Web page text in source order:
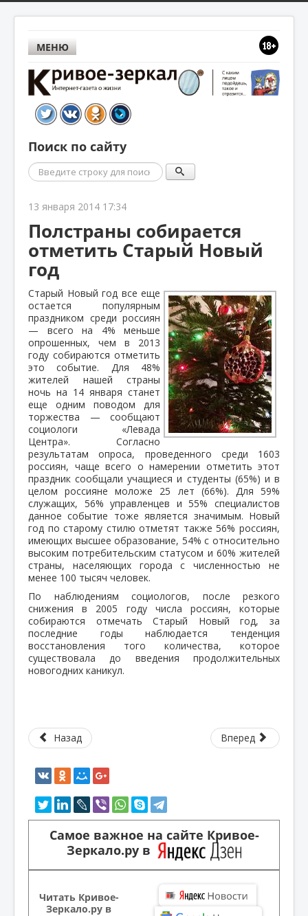
МЕНЮ
Поиск по сайту
Поиск
13 января 2014 17:34
Полстраны собирается
отметить Старый Новый
год
Старый Новый год все еще
остается популярным
праздником среди россиян
— всего на 4% меньше
опрошенных, чем в 2013
году собираются отметить
это событие. Для 48%
жителей нашей страны
ночь на 14 января станет
еще одним поводом для
торжества — сообщают
социологи «Левада
Центра». Согласно
результатам опроса, проведенного среди 1603
россиян, чаще всего о намерении отметить этот
праздник сообщали учащиеся и студенты (65%) и в
целом россияне моложе 25 лет (66%). Для 59%
служащих, 56% управленцев и 55% специалистов
данное событие тоже является значимым. Новый
год по старому стилю отметят также 56% россиян,
имеющих высшее образование, 54% с относительно
высоким потребительским статусом и 60% жителей
страны, населяющих города с численностью не
менее 100 тысяч человек.
По наблюдениям социологов, после резкого
снижения в 2005 году числа россиян, которые
собираются отмечать Старый Новый год, за
последние годы наблюдается тенденция
восстановления того количества, которое
существовала до введения продолжительных
новогодних каникул.
Назад Вперед
Самое важное на сайте Кривое-
Зеркало.ру в
Читать Кривое-
Зеркало.ру в